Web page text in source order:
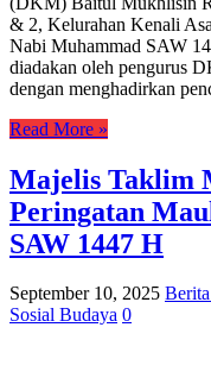
& 2, Kelurahan Kenali
Nabi Muhammad SAW
diadakan oleh pengurus
dengan menghadirkan
Read More »
Majelis Taklim
Peringatan
SAW 1447 H
September 10, 2025
Sosial Budaya 0